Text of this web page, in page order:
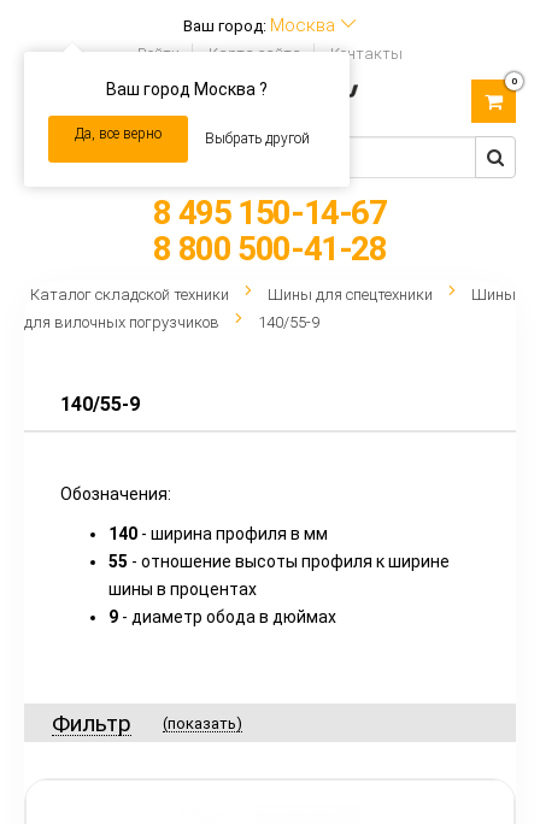
Ваш город: Москва
Ваш город Москва ?
Да, все верно Выбрать другой
Войти Карта сайта Контакты
navigation
0
8 495 150-14-67
8 800 500-41-28
Каталог складской техники Шины для спецтехники
Шины
для вилочных погрузчиков
140/55-9
140/55-9
Обозначения:
140 - ширина профиля в мм
55 - отношение высоты профиля к ширине
шины в процентах
9 - диаметр обода в дюймах
Фильтр (показать)